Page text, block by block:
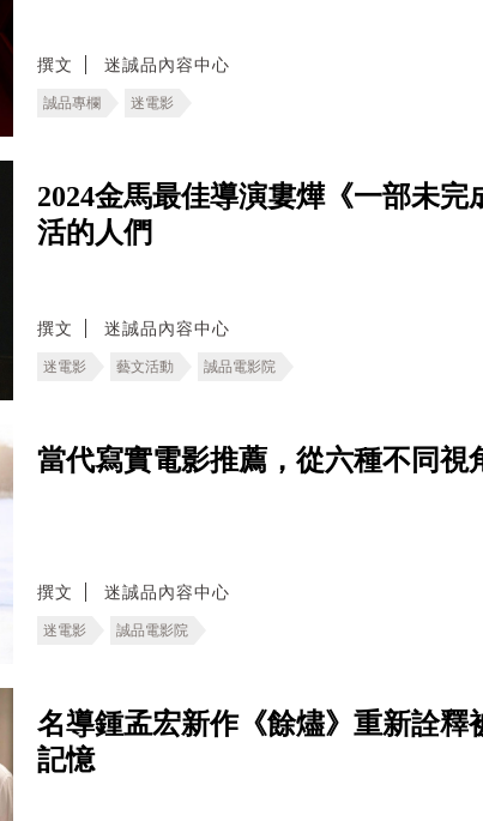
撰文 迷誠品內容中心
誠品專欄 迷電影
2024金馬最佳導演婁燁《一部未
活的人們
撰文 迷誠品內容中心
迷電影 藝文活動 誠品電影院
當代寫實電影推薦，從六種不同視
撰文 迷誠品內容中心
迷電影 誠品電影院
名導鍾孟宏新作《餘燼》重新詮
記憶